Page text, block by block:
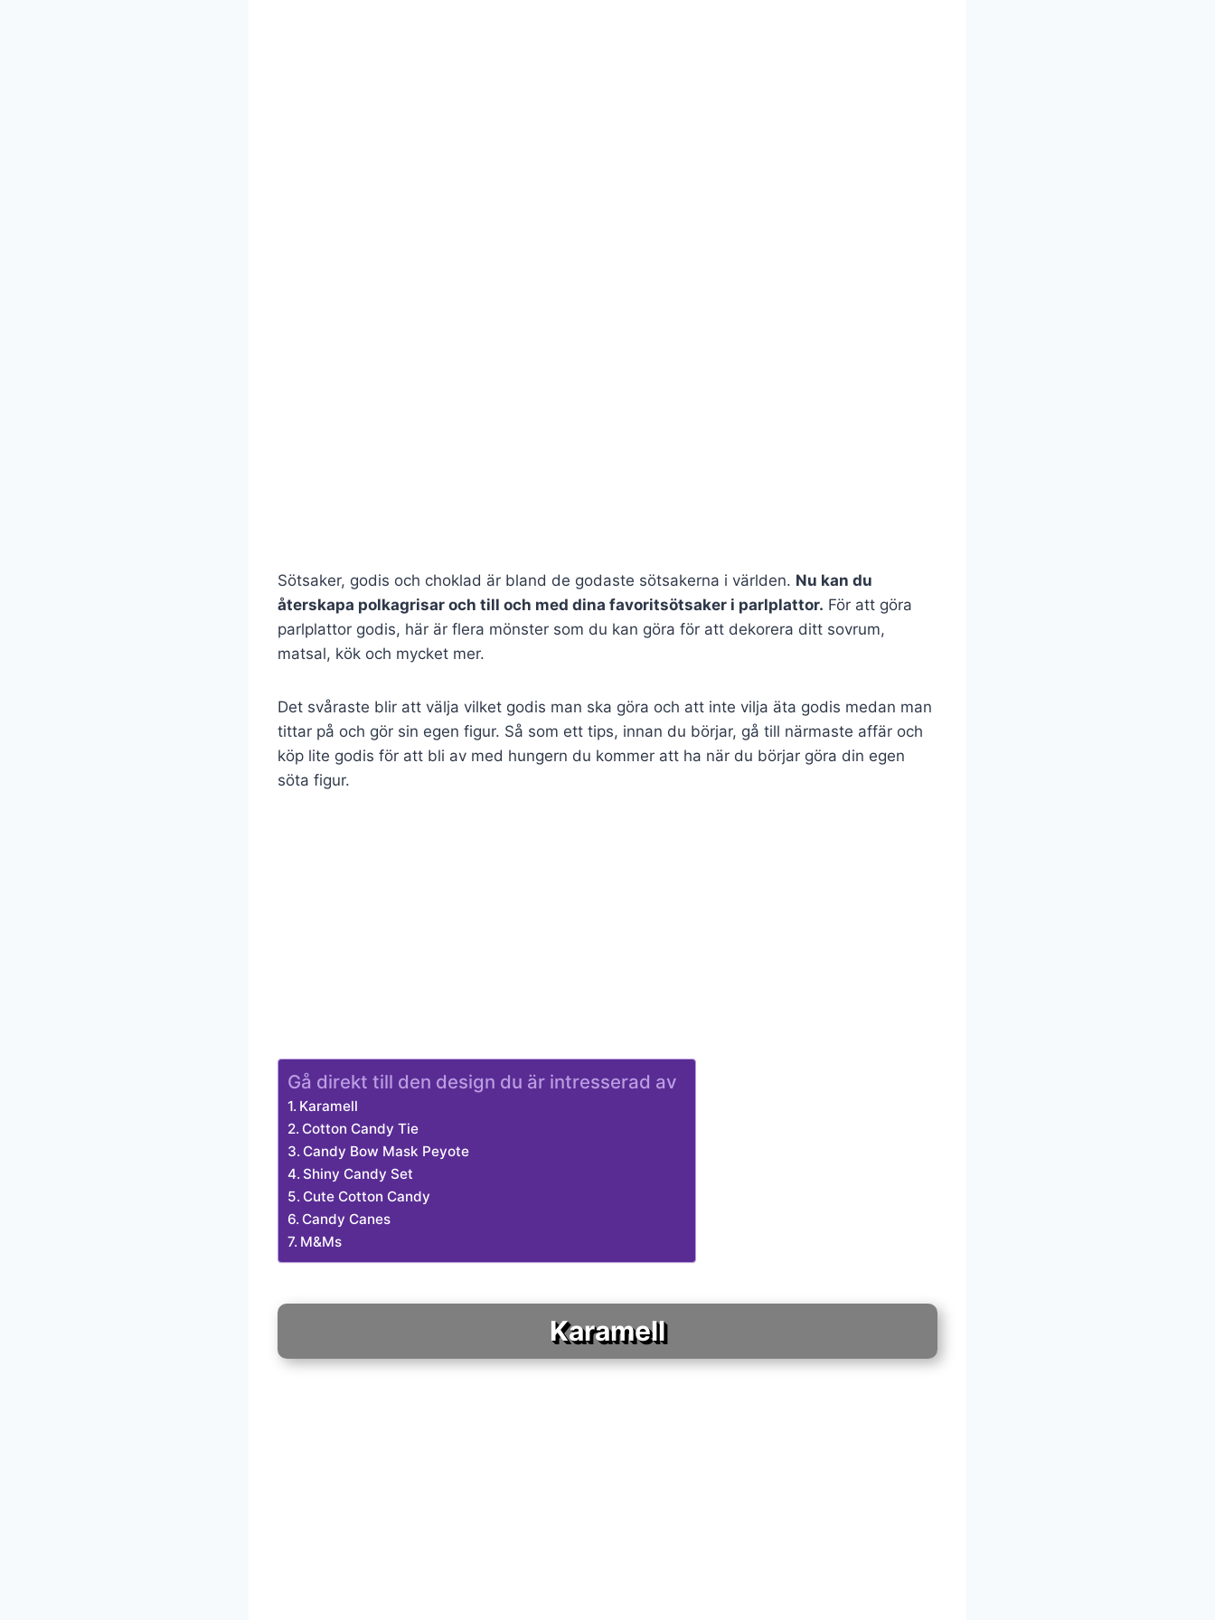
Sötsaker, godis och choklad är bland de godaste sötsakerna i världen. Nu kan du
återskapa polkagrisar och till och med dina favoritsötsaker i parlplattor. För att göra
parlplattor godis, här är flera mönster som du kan göra för att dekorera ditt sovrum,
matsal, kök och mycket mer.
Det svåraste blir att välja vilket godis man ska göra och att inte vilja äta godis medan man
tittar på och gör sin egen figur. Så som ett tips, innan du börjar, gå till närmaste affär och
köp lite godis för att bli av med hungern du kommer att ha när du börjar göra din egen
söta figur.
Gå direkt till den design du är intresserad av
Karamell
Cotton Candy Tie
Candy Bow Mask Peyote
Shiny Candy Set
Cute Cotton Candy
Candy Canes
M&Ms
Karamell